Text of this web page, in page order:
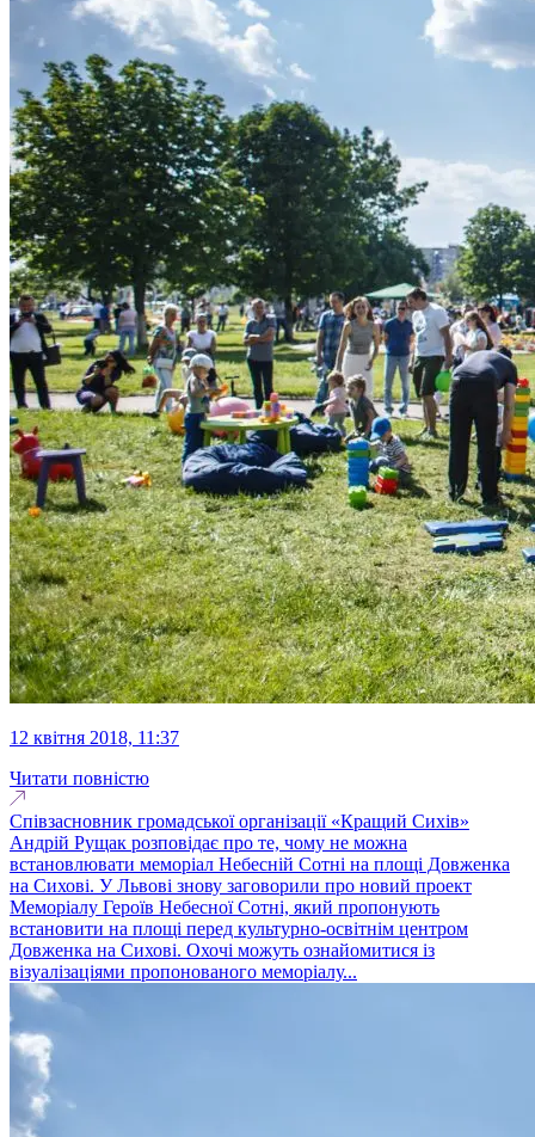
12 квітня 2018, 11:37
Читати повністю
Співзасновник громадської організації «Кращий Сихів»
Андрій Рущак розповідає про те, чому не можна
встановлювати меморіал Небесній Сотні на площі Довженка
на Сихові. У Львові знову заговорили про новий проект
Меморіалу Героїв Небесної Сотні, який пропонують
встановити на площі перед культурно-освітнім центром
Довженка на Сихові. Охочі можуть ознайомитися із
візуалізаціями пропонованого меморіалу...